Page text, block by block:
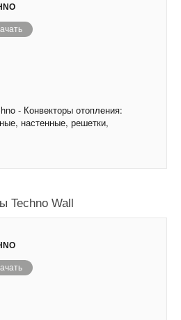
- Конвекторы отопления:
настенные, решетки,
Techno Wall